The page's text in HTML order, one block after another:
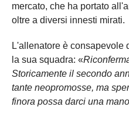
mercato, che ha portato
oltre a diversi innesti mirati.
L'allenatore è consapevole
la sua squadra: «
Storicamente il secondo
tante neopromosse, ma
finora possa darci una